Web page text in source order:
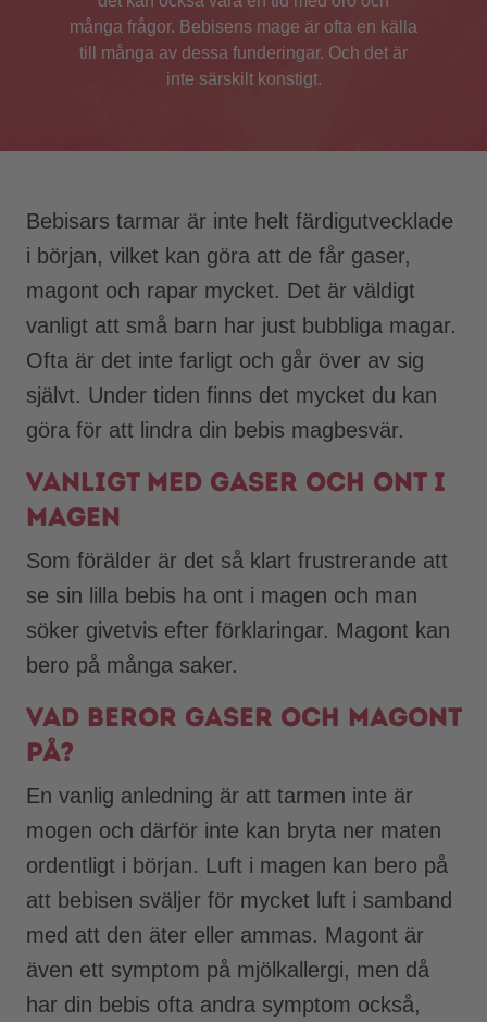
många frågor. Bebisens mage är ofta en källa
till många av dessa funderingar. Och det är
inte särskilt konstigt.
Bebisars tarmar är inte helt färdigutvecklade
i början, vilket kan göra att de får gaser,
magont och rapar mycket. Det är väldigt
vanligt att små barn har just bubbliga magar.
Ofta är det inte farligt och går över av sig
självt. Under tiden finns det mycket du kan
göra för att lindra din bebis magbesvär.
Vanligt med gaser och ont i
magen
Som förälder är det så klart frustrerande att
se sin lilla bebis ha ont i magen och man
söker givetvis efter förklaringar. Magont kan
bero på många saker.
Vad beror gaser och magont
på?
En vanlig anledning är att tarmen inte är
mogen och därför inte kan bryta ner maten
ordentligt i början. Luft i magen kan bero på
att bebisen sväljer för mycket luft i samband
med att den äter eller ammas. Magont är
även ett symptom på mjölkallergi, men då
har din bebis ofta andra symptom också,